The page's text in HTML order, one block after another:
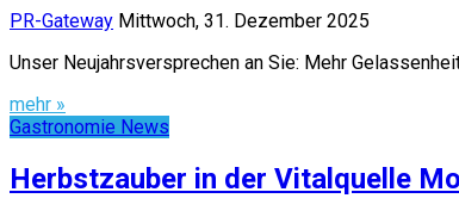
PR-Gateway Mittwoch, 31. Dezember 2025
Unser Neujahrsversprechen an Sie: Mehr
mehr »
Gastronomie News
Herbstzauber in der Vitalquelle